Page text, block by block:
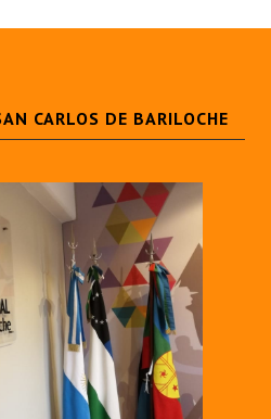
CARLOS DE BARILOCHE